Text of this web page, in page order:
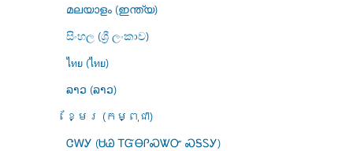
മലയാളം (ഇന്ത്യ)
සිංහල (ශ්‍රී ලංකාව)
ไทย (ไทย)
ລາວ (ລາວ)
ខ្មែរ (កម្ពុជា)
ᏣᎳᎩ (ᏌᏊ ᎢᏳᎾᎵᏍᏔᏅ ᏍᎦᏚᎩ)